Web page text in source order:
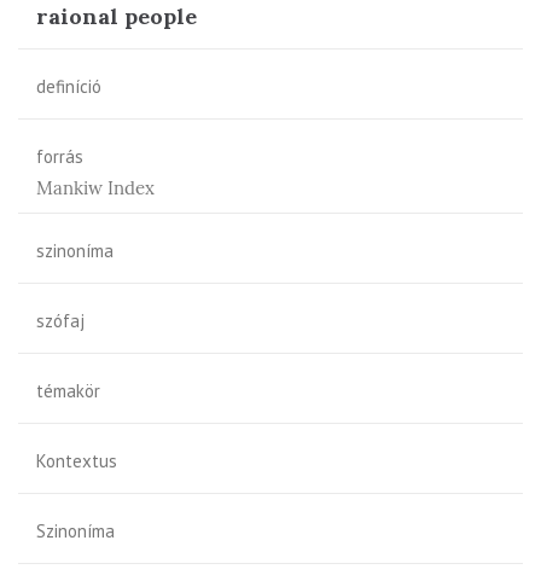
raional people
definíció
forrás
Mankiw Index
szinoníma
szófaj
témakör
Kontextus
Szinoníma